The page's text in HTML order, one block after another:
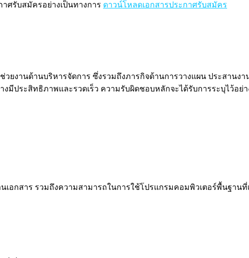
ศรับสมัครอย่างเป็นทางการ ดาวน์โหลดเอกสารประกาศรับสมัคร
านด้านบริหารจัดการ ซึ่งรวมถึงภารกิจด้านการวางแผน ประสานงา
ประสิทธิภาพและรวดเร็ว ความรับผิดชอบหลักจะได้รับการระบุไว้อย่
กสาร รวมถึงความสามารถในการใช้โปรแกรมคอมพิวเตอร์พื้นฐานที่